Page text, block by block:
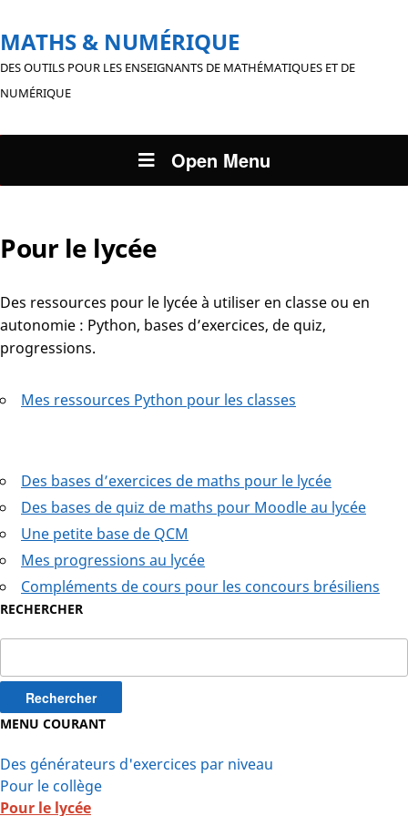
MATHS & NUMÉRIQUE
DES OUTILS POUR LES ENSEIGNANTS DE MATHÉMATIQUES ET DE
NUMÉRIQUE
Open Menu
RECHERCHER
MENU COURANT
Des générateurs d'exercices par niveau
Pour le collège
Pour le lycée
Pour le lycée
Des ressources pour le lycée à utiliser en classe ou en
autonomie : Python, bases d’exercices, de quiz,
progressions.
Mes ressources Python pour les classes
Des bases d’exercices de maths pour le lycée
Des bases de quiz de maths pour Moodle au lycée
Une petite base de QCM
Mes progressions au lycée
Compléments de cours pour les concours brésiliens